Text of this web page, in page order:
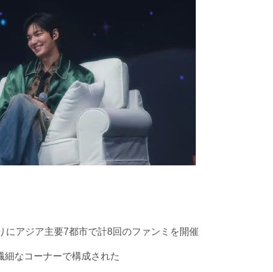
アジア主要7都市で計8回のファンミを開催
なコーナーで構成された